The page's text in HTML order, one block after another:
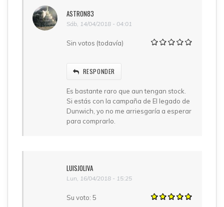
ASTRON83
Sáb, 14/04/2018 - 04:01
Sin votos (todavía)
RESPONDER
Es bastante raro que aun tengan stock.
Si estás con la campaña de El legado de
Dunwich, yo no me arriesgaría a esperar
para comprarlo.
LUISJOLIVA
Lun, 16/04/2018 - 15:25
Su voto: 5